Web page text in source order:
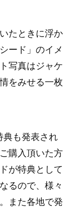
たときに浮か
ード」のイメ
写真はジャケ
をみせる一枚
典も発表され
購入頂いた方
が特典として
るので、様々
また各地で発